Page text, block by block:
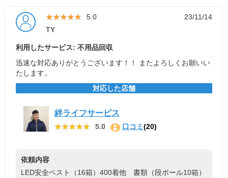
★★★★★
★★★★★ 5.0
23/11/14
TY
利用したサービス: 不用品回収
迅速な対応ありがとうございます！！ またよろしくお願いい
たします。
対応した店舗
絆ライフサービス
★★★★★
★★★★★ 5.0 口コミ(20)
依頼内容
LED安全ベスト（16箱）400着他 書類（段ボール10箱）